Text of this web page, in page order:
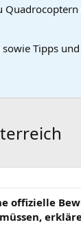
Tipps
offizielle